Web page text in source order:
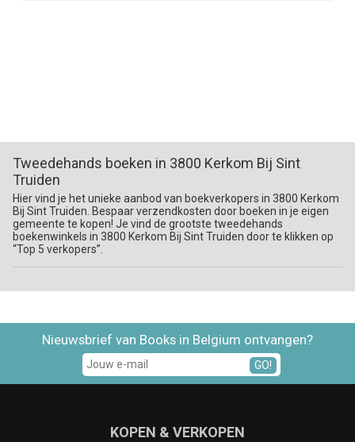
Tweedehands boeken in 3800 Kerkom Bij Sint
Truiden
Hier vind je het unieke aanbod van boekverkopers in 3800 Kerkom
Bij Sint Truiden. Bespaar verzendkosten door boeken in je eigen
gemeente te kopen! Je vind de grootste tweedehands
boekenwinkels in 3800 Kerkom Bij Sint Truiden door te klikken op
“Top 5 verkopers”.
Nieuwsbrief van Books in Belgium ontvangen?
GO!
KOPEN & VERKOPEN